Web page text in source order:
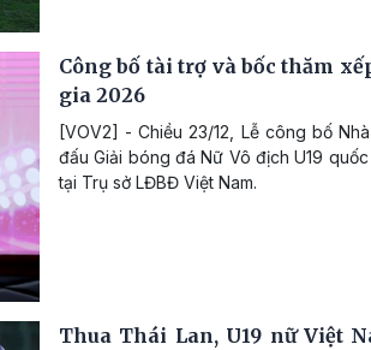
Công bố tài trợ và bốc thăm
gia 2026
[VOV2] - Chiều 23/12, Lễ công bố
đấu Giải bóng đá Nữ Vô địch U19
tại Trụ sở LĐBĐ Việt Nam.
Thua Thái Lan, U19 nữ Việt